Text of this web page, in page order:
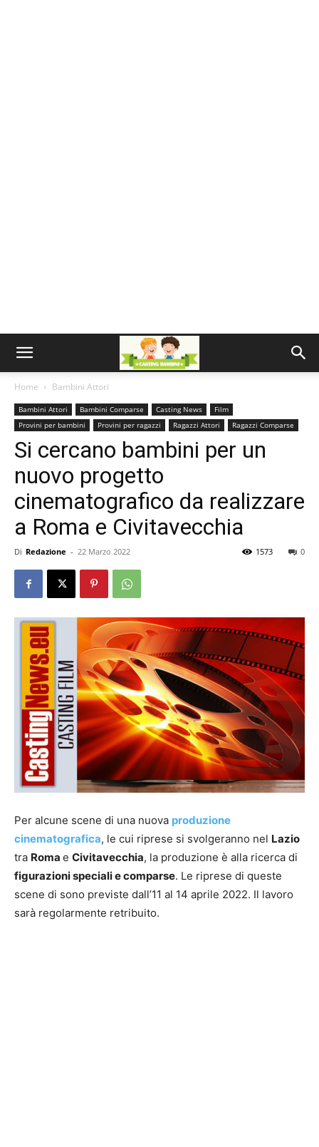
Home Bambini Attori
Bambini Attori Bambini Comparse Casting News
Film
Provini per bambini
Provini per ragazzi Ragazzi Attori Ragazzi Comparse
Si cercano bambini per un
nuovo progetto
cinematografico da realizzare
a Roma e Civitavecchia
Di Redazione - 22 Marzo 2022 0
1573
Per alcune scene di una nuova produzione
cinematografica, le cui riprese si svolgeranno nel Lazio
tra Roma e Civitavecchia, la produzione è alla ricerca di
figurazioni speciali e comparse. Le riprese di queste
scene di sono previste dall’11 al 14 aprile 2022. Il lavoro
sarà regolarmente retribuito.